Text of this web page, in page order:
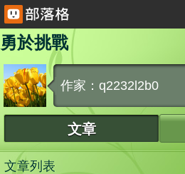
勇於挑戰
作家：q2232l2b0
文章
文章列表